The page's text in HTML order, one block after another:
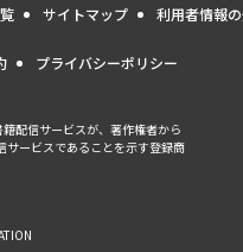
サイトマップ 利用者情報
プライバシーポリシー
配信サービスが、著作権者から
サービスであることを示す登録商